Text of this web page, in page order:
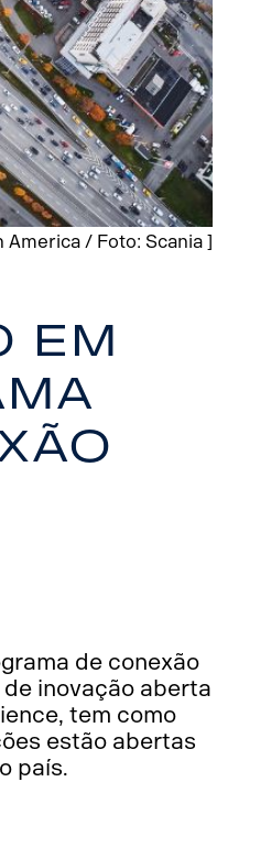
America / Foto: Scania ]
em
de conexão
inovação aberta
tem como
estão abertas
país.